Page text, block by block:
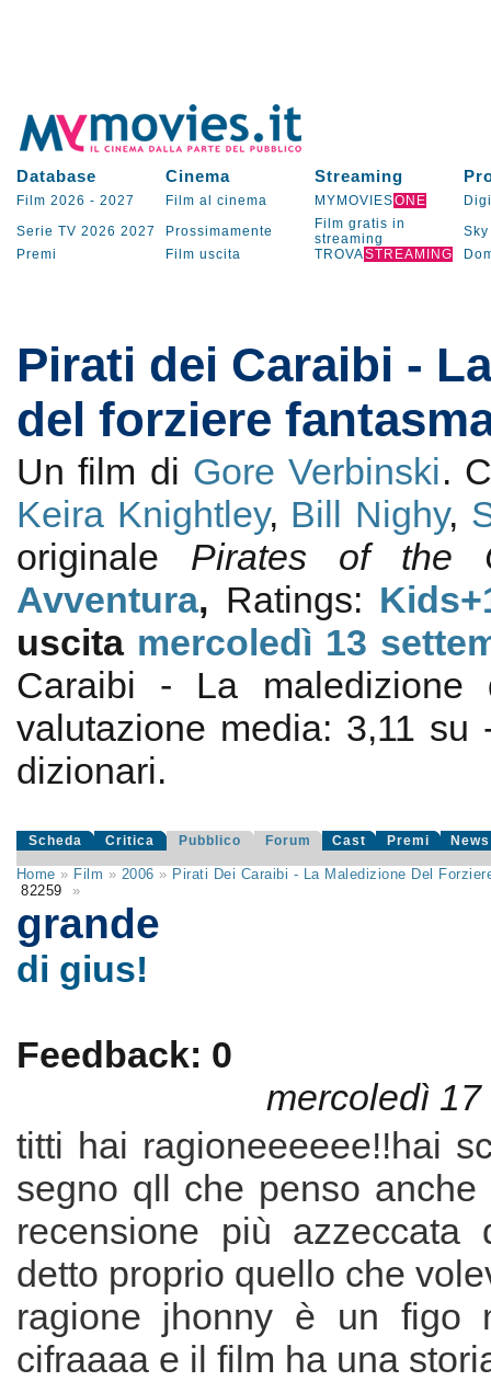
Database Cinema Streaming
Film 2026 - 2027 Film al cinema MYMOVIESONE
Serie TV 2026 2027 Prossimamente
Film gratis in
streaming
Sky
Premi
Film uscita TROVASTREAMING
Pirati dei Caraibi -
del forziere
Un film di Gore Verbinski.
Keira Knightley, Bill Nighy,
originale Pirates of the
Avventura, Ratings:
uscita mercoledì 13
Caraibi - La maledizione
valutazione media: 3,11 su
dizionari.
Scheda Critica Pubblico Forum Cast Premi News
Home » Film » 2006 » Pirati Dei Caraibi - La Maledizione Del
82259
»
grande
di gius!
Feedback: 0
mercoledì
titti hai ragioneeeeee!!hai
segno qll che penso anche
recensione più azzeccata
detto proprio quello che
ragione jhonny è un figo
cifraaaa e il film ha una